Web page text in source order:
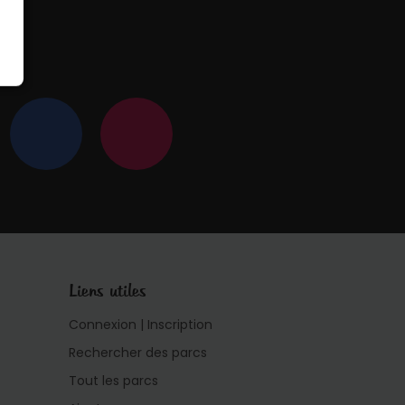
Liens utiles
Connexion | Inscription
Rechercher des parcs
Tout les parcs